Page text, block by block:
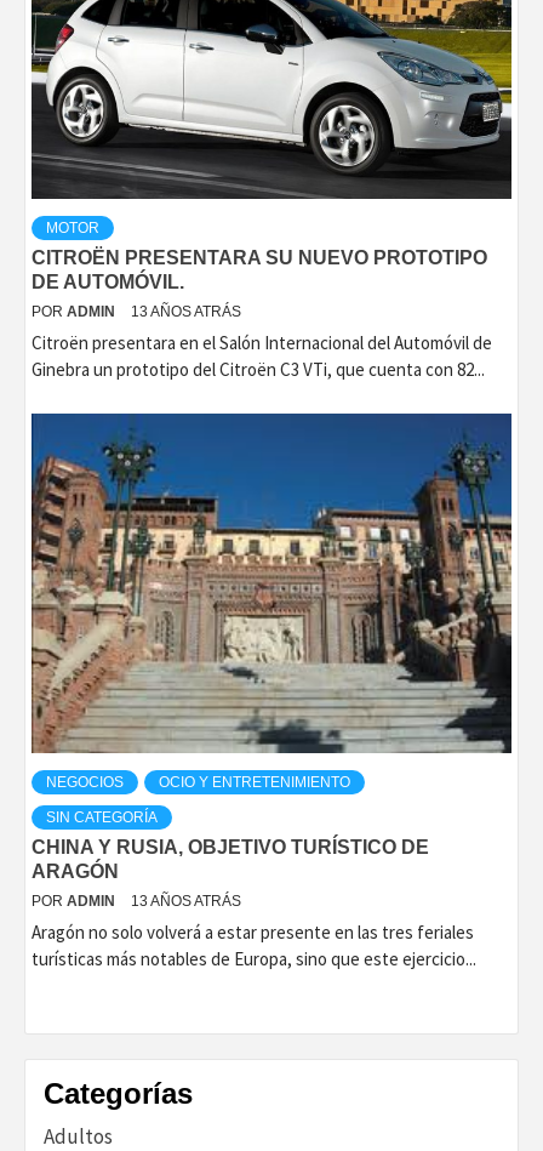
MOTOR
CITROËN PRESENTARA SU NUEVO PROTOTIPO
DE AUTOMÓVIL.
POR ADMIN 13 AÑOS ATRÁS
Citroën presentara en el Salón Internacional del Automóvil de
Ginebra un prototipo del Citroën C3 VTi, que cuenta con 82...
NEGOCIOS OCIO Y ENTRETENIMIENTO
SIN CATEGORÍA
CHINA Y RUSIA, OBJETIVO TURÍSTICO DE
ARAGÓN
POR ADMIN 13 AÑOS ATRÁS
Aragón no solo volverá a estar presente en las tres feriales
turísticas más notables de Europa, sino que este ejercicio...
Categorías
Adultos